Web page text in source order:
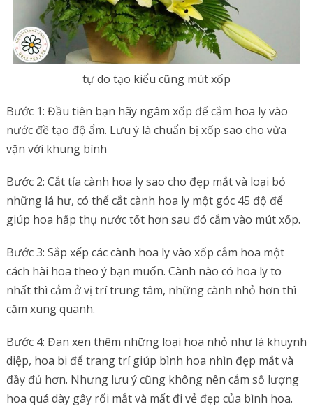
tự do tạo kiểu cũng mút xốp
Bước 1: Đầu tiên bạn hãy ngâm xốp để cắm hoa ly vào
nước đề tạo độ ẩm. Lưu ý là chuẩn bị xốp sao cho vừa
vặn với khung bình
Bước 2: Cắt tỉa cành hoa ly sao cho đẹp mắt và loại bỏ
những lá hư, có thể cắt cành hoa ly một góc 45 độ để
giúp hoa hấp thụ nước tốt hơn sau đó cắm vào mút xốp.
Bước 3: Sắp xếp các cành hoa ly vào xốp cắm hoa một
cách hài hoa theo ý bạn muốn. Cành nào có hoa ly to
nhất thì cắm ở vị trí trung tâm, những cành nhỏ hơn thì
căm xung quanh.
Bước 4: Đan xen thêm những loại hoa nhỏ như lá khuynh
diệp, hoa bi để trang trí giúp bình hoa nhìn đẹp mắt và
đầy đủ hơn. Nhưng lưu ý cũng không nên cắm số lượng
hoa quá dày gây rối mắt và mất đi vẻ đẹp của bình hoa.